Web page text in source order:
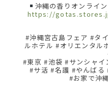
沖縄の香りオンライ
https://
#沖縄宮古島フェア #タ
ルホテル #オリエンタル
#東京 #池袋 #サンシャ
#サ活 #名護 #やんば
#お家で沖